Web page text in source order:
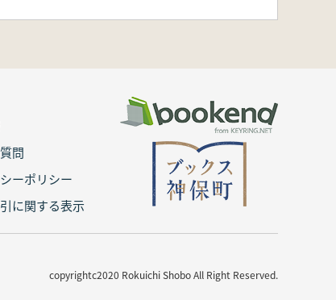
問
ーポリシー
に関する表示
copyrightc2020 Rokuichi Shobo All Right Reserved.